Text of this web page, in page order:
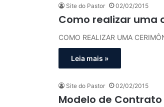
Site do Pastor 02/02/2015
Como realizar uma
COMO REALIZAR UMA
Leia mais »
Site do Pastor 02/02/2015
Modelo de